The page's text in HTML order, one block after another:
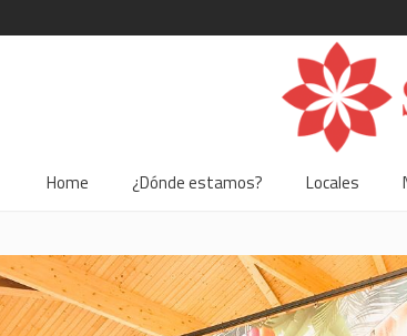
Home ¿Dónde estamos? Locales